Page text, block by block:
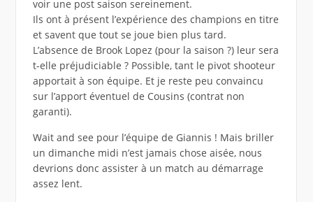
voir une post saison sereinement.
Ils ont à présent l’expérience des champions en titre
et savent que tout se joue bien plus tard.
L’absence de Brook Lopez (pour la saison ?) leur sera
t-elle préjudiciable ? Possible, tant le pivot shooteur
apportait à son équipe. Et je reste peu convaincu
sur l’apport éventuel de Cousins (contrat non
garanti).
Wait and see pour l’équipe de Giannis ! Mais briller
un dimanche midi n’est jamais chose aisée, nous
devrions donc assister à un match au démarrage
assez lent.